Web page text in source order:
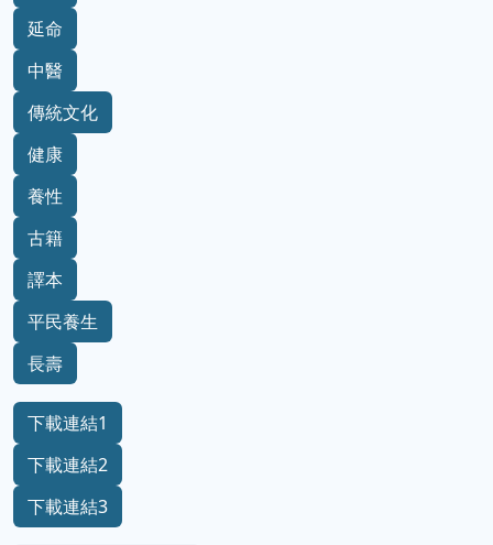
延命
中醫
傳統文化
健康
養性
古籍
譯本
平民養生
長壽
下載連結1
下載連結2
下載連結3